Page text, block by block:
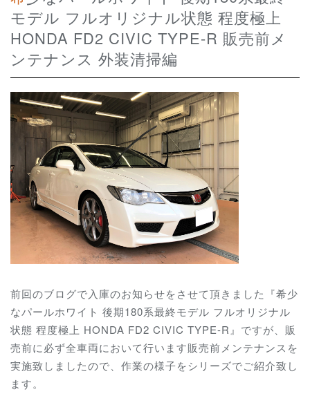
モデル フルオリジナル状態 程度極上
HONDA FD2 CIVIC TYPE-R 販売前メ
ンテナンス 外装清掃編
前回のブログで入庫のお知らせをさせて頂きました『希少
なパールホワイト 後期180系最終モデル フルオリジナル
状態 程度極上 HONDA FD2 CIVIC TYPE-R』ですが、販
売前に必ず全車両において行います販売前メンテナンスを
実施致しましたので、作業の様子をシリーズでご紹介致し
ます。